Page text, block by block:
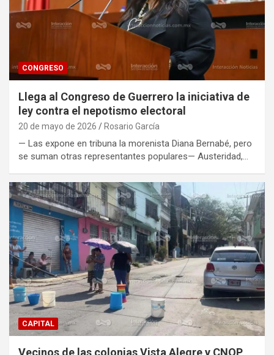
CONGRESO
Llega al Congreso de Guerrero la iniciativa de
ley contra el nepotismo electoral
20 de mayo de 2026 Rosario García
— Las expone en tribuna la morenista Diana Bernabé, pero
se suman otras representantes populares— Austeridad,…
CAPITAL
Vecinos de las colonias Vista Alegre y CNOP